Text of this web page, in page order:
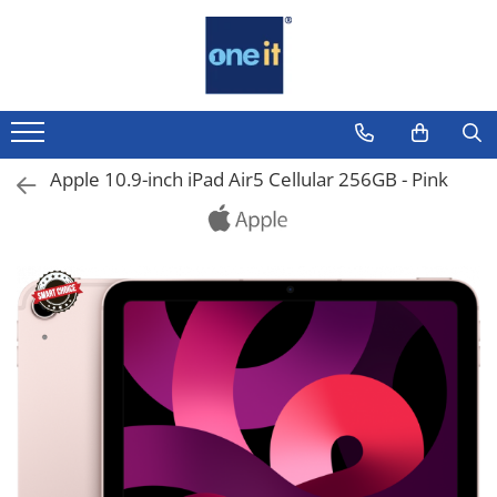
Laptop, Tablete & Telefoane
Laptop / Notebook
Notebook Consumer
Componente Laptop
Tablete & accesorii
Telefoane & accesorii
Apple 10.9-inch iPad Air5 Cellular 256GB - Pink